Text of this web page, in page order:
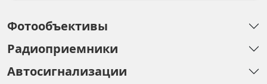
Фотообъективы
Радиоприемники
Автосигнализации